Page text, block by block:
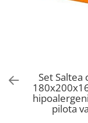
Saltele Pocket
Saltele Memory
Saltele cu plasa
Saltele cu spuma
Scaune pentru
Seturi comode
Mobila living
Scaune birou copii
Scaune resigilate
Scaune gradinita
Set
pilota